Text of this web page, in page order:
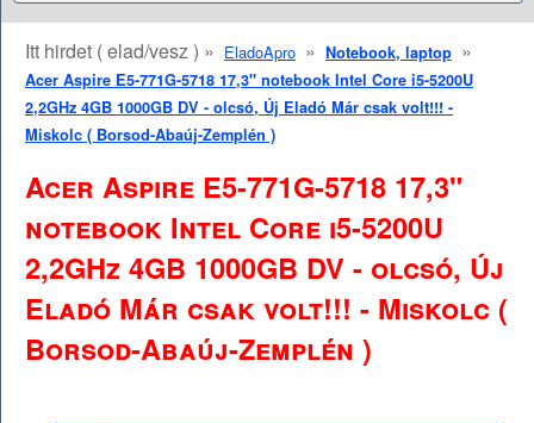
Itt hirdet ( elad/vesz ) » EladoApro » Notebook, laptop »
Acer Aspire E5-771G-5718 17,3" notebook Intel Core i5-5200U
2,2GHz 4GB 1000GB DV - olcsó, Új Eladó Már csak volt!!! -
Miskolc ( Borsod-Abaúj-Zemplén )
Acer Aspire E5-771G-5718 17,3"
notebook Intel Core i5-5200U
2,2GHz 4GB 1000GB DV - olcsó, Új
Eladó Már csak volt!!! - Miskolc (
Borsod-Abaúj-Zemplén )